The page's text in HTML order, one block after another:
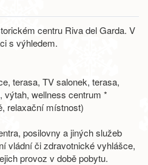
centru Riva del Garda. V
s výhledem.
terasa, TV salonek, terasa,
výtah, wellness centrum *
relaxační místnost)
posilovny a jiných služeb
vládní či zdravotnické vyhlášce,
provoz v době pobytu.